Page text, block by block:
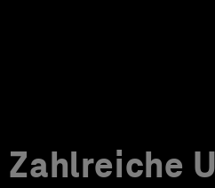
Zahlreiche